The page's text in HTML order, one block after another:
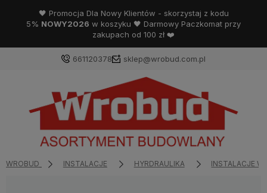
🖤 Promocja Dla Nowy Klientów - skorzystaj z kodu
5% NOWY2026 w koszyku 🖤 Darmowy Paczkomat przy
zakupach od 100 zł ❤️
661120378 sklep@wrobud.com.pl
WROBUD INSTALACJE HYRDRAULIKA INSTALACJE